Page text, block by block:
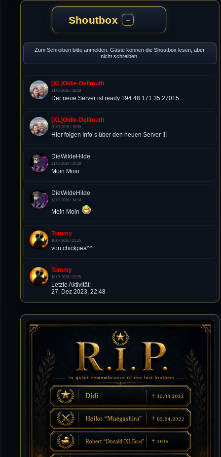
Shoutbox −
Zum Schreiben bitte anmelden. Gäste können die Shoutbox lesen, aber
nicht schreiben.
[XL]Oldie-Dellmuth
31.07.2026 / 18:59
Der neue Server ist ready 194.48.171.35:27015
[XL]Oldie-Dellmuth
30.07.2026 / 16:08
Hier folgen Info´s über den neuen Server !!!
DieWildeHilde
21.07.2026 / 10:28
Moin Moin
DieWildeHilde
12.07.2026 / 14:14
Moin Moin
Tommy
10.07.2026 / 22:25
von chickpea^^
Tommy
10.07.2026 / 22:25
Letzte Aktivität:
27. Dez 2023, 22:48
DieWildeHilde
10.07.2026 / 12:48
Happy Birthday Chickpea
DieWildeHilde
10.07.2026 / 10:08
Hallo meine Lieben!
Isimiyaki
10.07.2026 / 00:34
Alles gute chickpea
Mojochilla
02.07.2026 / 15:53
Was geht aaaaaaaaaaaab